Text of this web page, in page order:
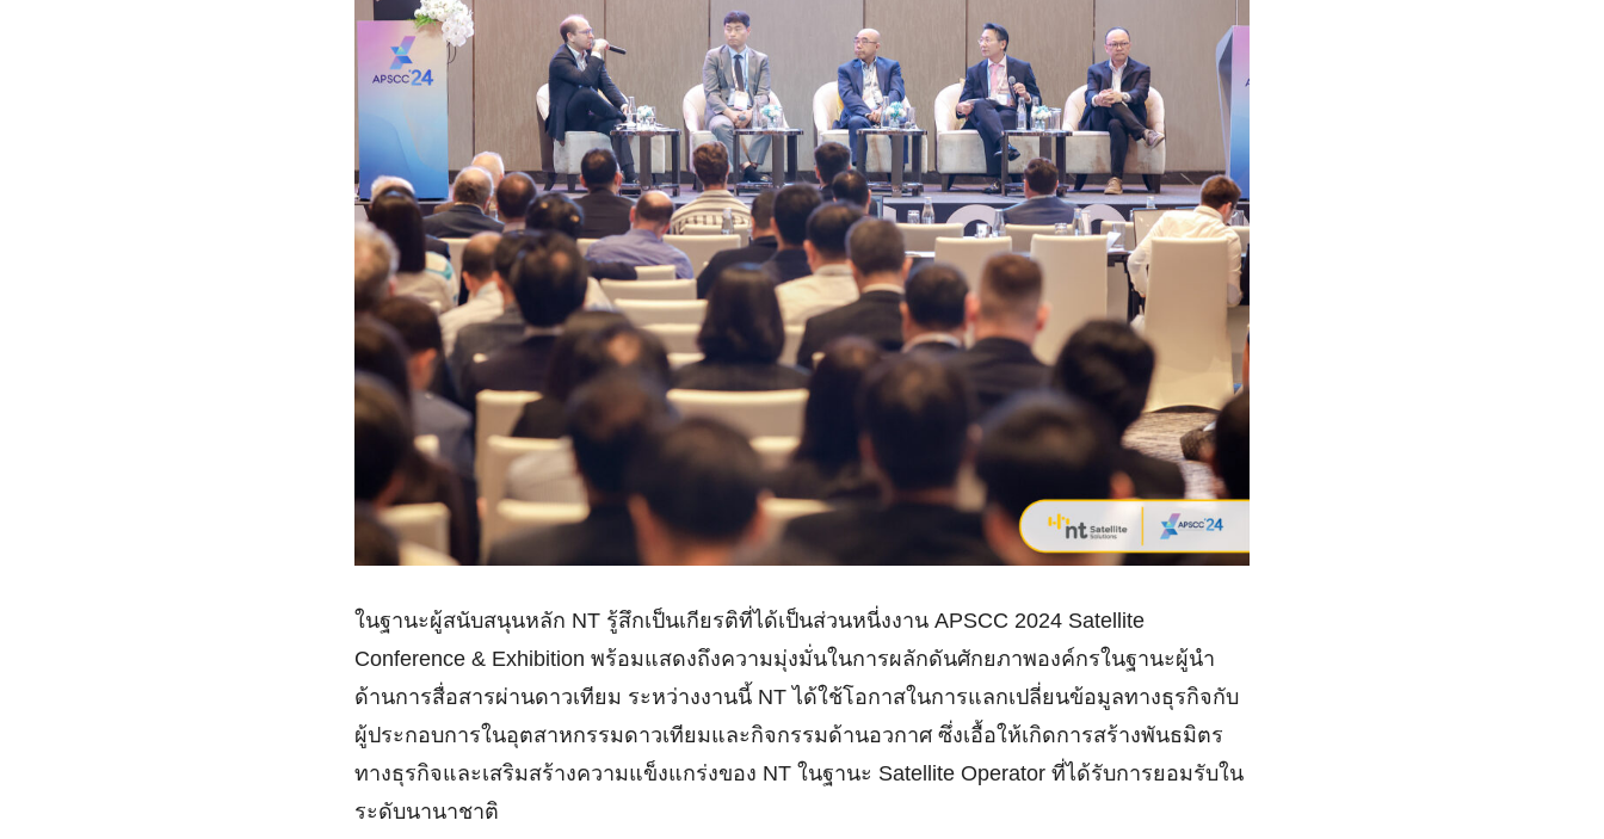
ในฐานะผู้สนับสนุนหลัก NT รู้สึกเป็นเกียรติที่ได้เป็นส่วนหนี่งงาน APSCC 2024 Satellite
Conference & Exhibition พร้อมแสดงถึงความมุ่งมั่นในการผลักดันศักยภาพองค์กรในฐานะผู้นำ
ด้านการสื่อสารผ่านดาวเทียม ระหว่างงานนี้ NT ได้ใช้โอกาสในการแลกเปลี่ยนข้อมูลทางธุรกิจกับ
ผู้ประกอบการในอุตสาหกรรมดาวเทียมและกิจกรรมด้านอวกาศ ซึ่งเอื้อให้เกิดการสร้างพันธมิตร
ทางธุรกิจและเสริมสร้างความแข็งแกร่งของ NT ในฐานะ Satellite Operator ที่ได้รับการยอมรับใน
ระดับนานาชาติ